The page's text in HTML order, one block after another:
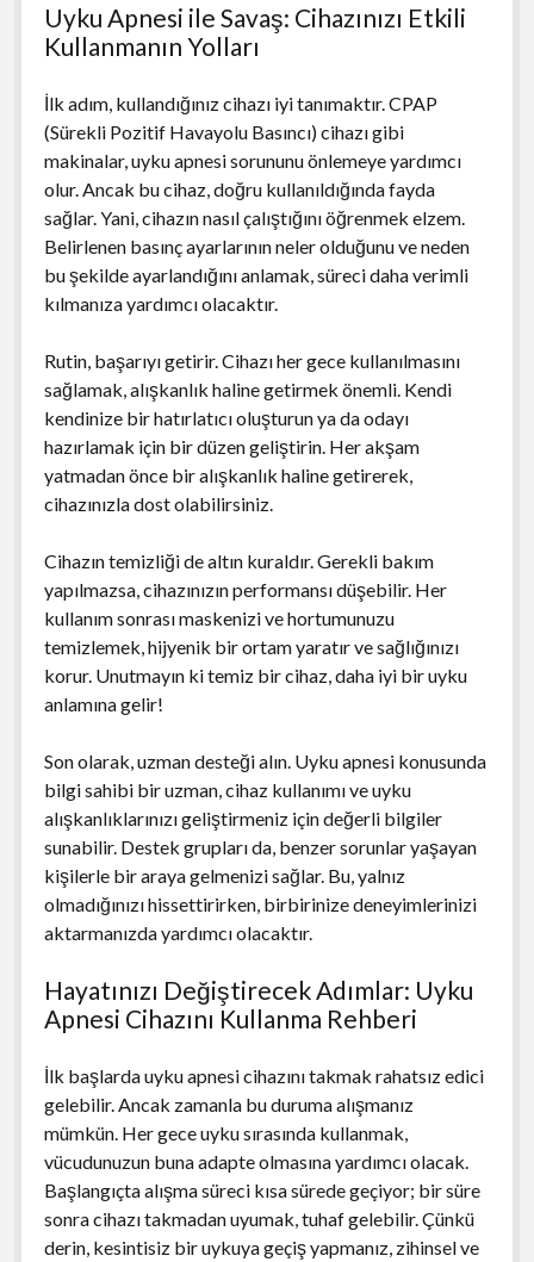
Uyku Apnesi ile Savaş: Cihazınızı Etkili
Kullanmanın Yolları
İlk adım, kullandığınız cihazı iyi tanımaktır. CPAP
(Sürekli Pozitif Havayolu Basıncı) cihazı gibi
makinalar, uyku apnesi sorununu önlemeye yardımcı
olur. Ancak bu cihaz, doğru kullanıldığında fayda
sağlar. Yani, cihazın nasıl çalıştığını öğrenmek elzem.
Belirlenen basınç ayarlarının neler olduğunu ve neden
bu şekilde ayarlandığını anlamak, süreci daha verimli
kılmanıza yardımcı olacaktır.
Rutin, başarıyı getirir. Cihazı her gece kullanılmasını
sağlamak, alışkanlık haline getirmek önemli. Kendi
kendinize bir hatırlatıcı oluşturun ya da odayı
hazırlamak için bir düzen geliştirin. Her akşam
yatmadan önce bir alışkanlık haline getirerek,
cihazınızla dost olabilirsiniz.
Cihazın temizliği de altın kuraldır. Gerekli bakım
yapılmazsa, cihazınızın performansı düşebilir. Her
kullanım sonrası maskenizi ve hortumunuzu
temizlemek, hijyenik bir ortam yaratır ve sağlığınızı
korur. Unutmayın ki temiz bir cihaz, daha iyi bir uyku
anlamına gelir!
Son olarak, uzman desteği alın. Uyku apnesi konusunda
bilgi sahibi bir uzman, cihaz kullanımı ve uyku
alışkanlıklarınızı geliştirmeniz için değerli bilgiler
sunabilir. Destek grupları da, benzer sorunlar yaşayan
kişilerle bir araya gelmenizi sağlar. Bu, yalnız
olmadığınızı hissettirirken, birbirinize deneyimlerinizi
aktarmanızda yardımcı olacaktır.
Hayatınızı Değiştirecek Adımlar: Uyku
Apnesi Cihazını Kullanma Rehberi
İlk başlarda uyku apnesi cihazını takmak rahatsız edici
gelebilir. Ancak zamanla bu duruma alışmanız
mümkün. Her gece uyku sırasında kullanmak,
vücudunuzun buna adapte olmasına yardımcı olacak.
Başlangıçta alışma süreci kısa sürede geçiyor; bir süre
sonra cihazı takmadan uyumak, tuhaf gelebilir. Çünkü
derin, kesintisiz bir uykuya geçiş yapmanız, zihinsel ve